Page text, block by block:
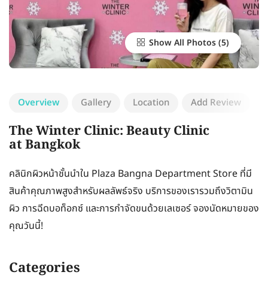
Show All Photos
Overview Gallery Location Add Review
The Winter Clinic: Beauty Clinic
at Bangkok
คลินิกผิวหน้าชั้นนำใน Plaza Bangna Department Store ที่มี
สินค้าคุณภาพสูงสำหรับผลลัพธ์จริง บริการของเรารวมถึงวิตามิน
ผิว การฉีดบอท็อกซ์ และการกำจัดขนด้วยเลเซอร์ จองนัดหมายของ
คุณวันนี้!
Categories